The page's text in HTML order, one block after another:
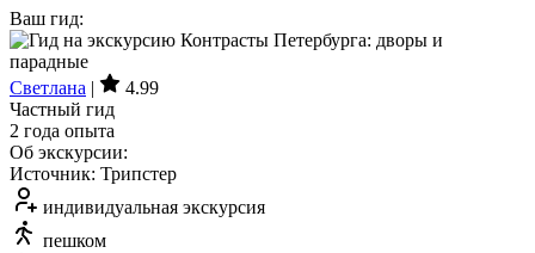
Ваш гид:
Светлана |
4.99
Частный гид
2 года опыта
Об экскурсии:
Источник: Трипстер
индивидуальная экскурсия
пешком